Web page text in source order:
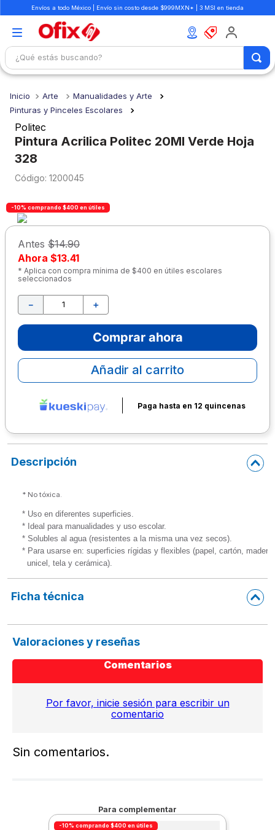
Envíos a todo México | Envío sin costo desde $999MXN* | 3 MSI en tienda
¿Qué estás buscando?
Arte
Manualidades y Arte
Pinturas y Pinceles Escolares
Politec
Pintura Acrilica Politec 20Ml Verde Hoja
328
: 1200045
-10% comprando $400 en útiles
Antes $14.90
Ahora $13.41
* Aplica con compra mínima de $400 en útiles escolares
seleccionados
＋
－
Comprar ahora
Añadir al carrito
Paga hasta en 12 quincenas
Descripción
* No tóxica.
* Uso en diferentes superficies.
* Ideal para manualidades y uso escolar.
* Solubles al agua (resistentes a la misma una vez secos).
* Para usarse en: superficies rígidas y flexibles (papel, cartón,
  unicel, tela y cerámica).
Ficha técnica
Valoraciones y reseñas
Comentarios
Por favor, inicie sesión para escribir un
comentario
Sin comentarios.
Para complementar
-10% comprando $400 en útiles
1.
mochilas
2
3.
cuaderno
4.
cuadernos
colores
6.
boligrafo
7.
escritorio
8 .
sacapuntas
9
escolar
10. lapiz